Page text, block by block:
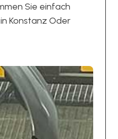
Sie einfach
Konstanz Oder